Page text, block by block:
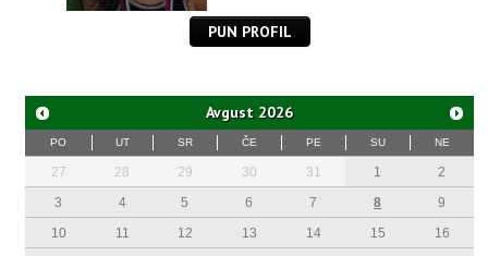
PUN PROFIL
Avgust 2026
PO UT SR ČE PE SU NE
27 28 29 30 31 1
2
3
4 5 6 7 8
9
10
11 12 13 14 15
16